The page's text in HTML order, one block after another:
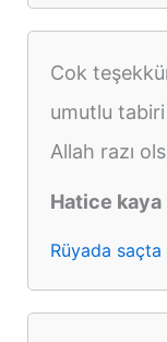
Cok
umutlu tabiri
Allah razı
Hatice kaya
Rüyada saçta